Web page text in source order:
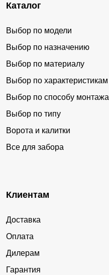
Каталог
Выбор по модели
Выбор по назначению
Выбор по материалу
Выбор по характеристикам
Выбор по способу монтажа
Выбор по типу
Ворота и калитки
Все для забора
Клиентам
Доставка
Оплата
Дилерам
Гарантия